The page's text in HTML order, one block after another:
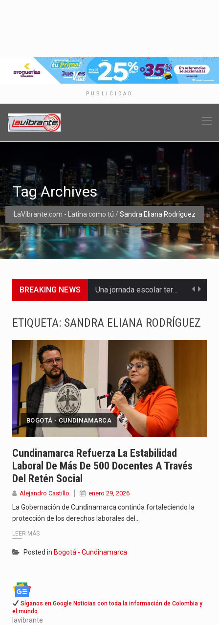
PUBLICIDAD
LaVibrante.com - Latina como tú / Sandra Eliana Rodríguez
Tag Archives
BREAKING NEWS Una jornada escolar terminó en tragedia este viernes 7 de…
Con una salva de 21 cañonazos se cumplieron los honores…
El presidente electo Abelardo de la Espriella aseguró que durante…
Abelardo de la Espriella comenzó su Gobierno con uno de…
ETIQUETA: SANDRA ELIANA RODRÍGUEZ
BOGOTÁ - CUNDINAMARCA
Cundinamarca Refuerza La Estabilidad
Laboral De Más De 500 Docentes A Través
Del Retén Social
Alejandro Castillo enero 29, 2026
La Gobernación de Cundinamarca continúa fortaleciendo la
protección de los derechos laborales del…
LEER MÁS
Posted in Bogotá - Cundinamarca
Síganos en Google Noticias con toda la información de Colombia y
el mundo.
lavibrante